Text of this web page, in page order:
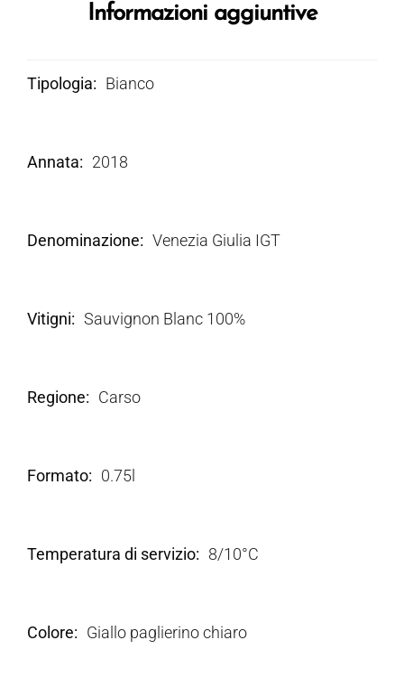
Informazioni aggiuntive
Tipologia Bianco
Annata 2018
Denominazione Venezia Giulia IGT
Vitigni Sauvignon Blanc 100%
Regione Carso
Formato 0.75l
Temperatura di servizio 8/10°C
Colore Giallo paglierino chiaro